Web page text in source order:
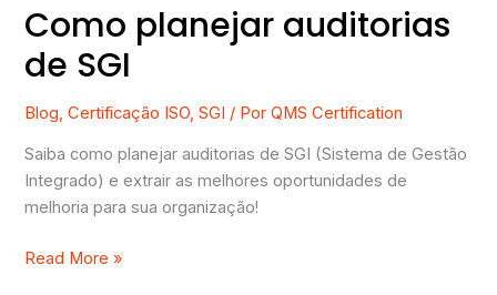
Como planejar auditorias
de SGI
Blog ,Certificação ISO ,SGI / PorQMS Certification
Saiba como planejar auditorias de SGI (Sistema de Gestão
Integrado) e extrair as melhores oportunidades de
melhoria para sua organização!
Read More »